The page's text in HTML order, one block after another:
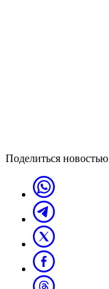
Поделиться новостью